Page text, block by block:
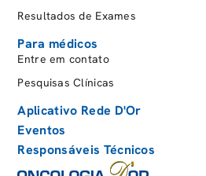
Resultados de Exames
Para médicos
Entre em contato
Pesquisas Clínicas
Aplicativo Rede D'Or
Eventos
Responsáveis Técnicos